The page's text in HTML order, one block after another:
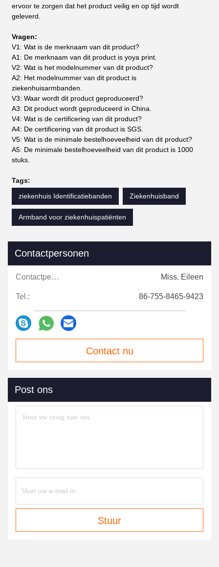
ervoor te zorgen dat het product veilig en op tijd wordt
geleverd.
Vragen:
V1: Wat is de merknaam van dit product?
A1: De merknaam van dit product is yoya print.
V2: Wat is het modelnummer van dit product?
A2: Het modelnummer van dit product is
ziekenhuisarmbanden.
V3: Waar wordt dit product geproduceerd?
A3: Dit product wordt geproduceerd in China.
V4: Wat is de certificering van dit product?
A4: De certificering van dit product is SGS.
V5: Wat is de minimale bestelhoeveelheid van dit product?
A5: De minimale bestelhoeveelheid van dit product is 1000
stuks.
Tags:
ziekenhuis Identificatiebanden
Ziekenhuisband
Armband voor ziekenhuispatiënten
Contactpersonen
Contactpersonen: Miss. Eileen
Tel.: 86-755-8465-9423
Contact nu
Post ons
Stuur